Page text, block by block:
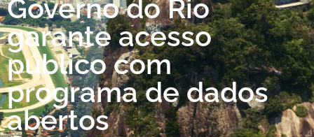
Governo do Rio
garante acesso
público com
programa de dados
abertos